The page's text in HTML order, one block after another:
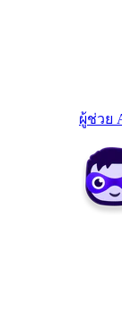
ผู้ช่วย